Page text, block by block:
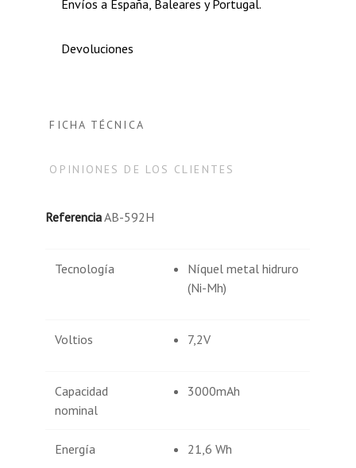
Envíos a España, Baleares y Portugal.
Devoluciones
FICHA TÉCNICA
OPINIONES DE LOS CLIENTES
ReferenciaAB-592H
Tecnología
Níquel metal hidruro
(Ni-Mh)
Voltios 7,2V
Capacidad
nominal
3000mAh
Energía 21,6 Wh